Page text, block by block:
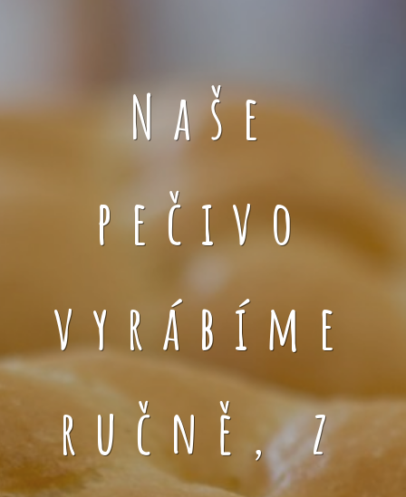
Naše
pečivo
vyrábíme
ručně, z